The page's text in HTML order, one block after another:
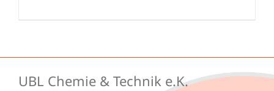
UBL Chemie & Technik e.K.